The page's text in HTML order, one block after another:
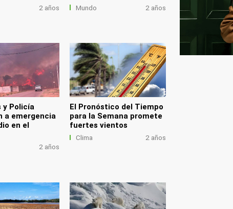
2 años Mundo 2 años
y Policía
a emergencia
en el
2 años
El Pronóstico del Tiempo
para la Semana promete
fuertes vientos
Clima 2 años